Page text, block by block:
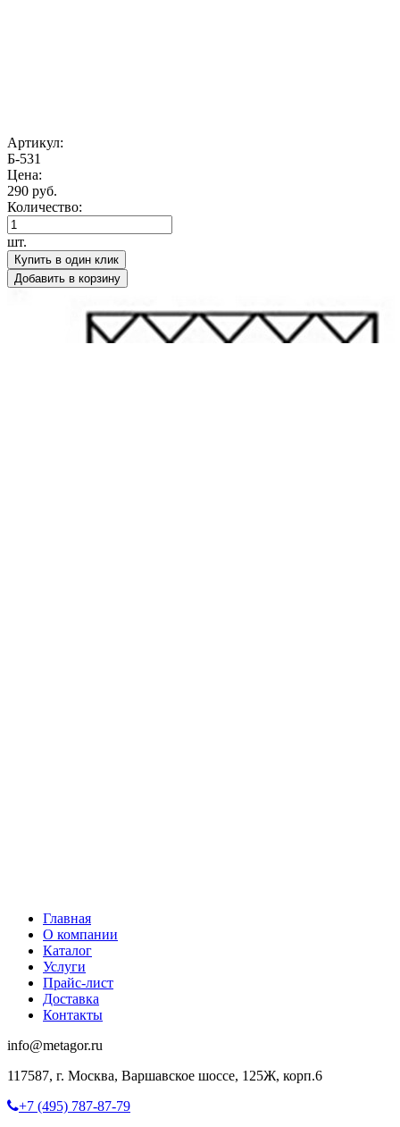
Артикул:
Б-531
Цена:
290 руб.
Количество:
шт.
Купить в один клик
Добавить в корзину
Главная
О компании
Каталог
Услуги
Прайс-лист
Доставка
Контакты
info@metagor.ru
117587, г. Москва, Варшавское шоссе, 125Ж, корп.6
+7 (495) 787-87-79